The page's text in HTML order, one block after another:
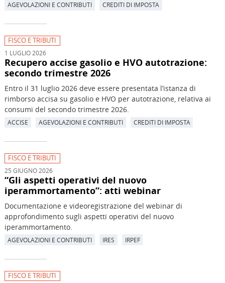
AGEVOLAZIONI E CONTRIBUTI CREDITI DI IMPOSTA
FISCO E TRIBUTI
1 LUGLIO 2026
Recupero accise gasolio e HVO autotrazione:
secondo trimestre 2026
Entro il 31 luglio 2026 deve essere presentata l’istanza di
rimborso accisa su gasolio e HVO per autotrazione, relativa ai
consumi del secondo trimestre 2026.
ACCISE AGEVOLAZIONI E CONTRIBUTI CREDITI DI IMPOSTA
FISCO E TRIBUTI
25 GIUGNO 2026
“Gli aspetti operativi del nuovo
iperammortamento”: atti webinar
Documentazione e videoregistrazione del webinar di
approfondimento sugli aspetti operativi del nuovo
iperammortamento.
AGEVOLAZIONI E CONTRIBUTI IRES IRPEF
FISCO E TRIBUTI